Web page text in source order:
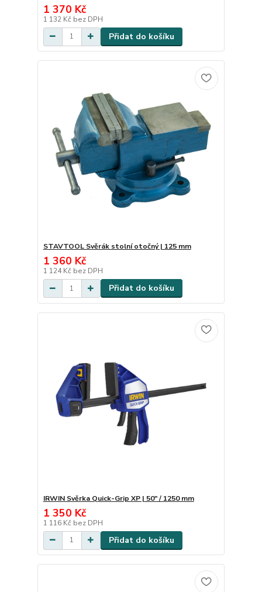
1 370 Kč
1 132 Kč bez DPH
Přidat do košíku
STAVTOOL Svěrák stolní otočný | 125 mm
1 360 Kč
1 124 Kč bez DPH
Přidat do košíku
IRWIN Svěrka Quick-Grip XP | 50" / 1250 mm
1 350 Kč
1 116 Kč bez DPH
Přidat do košíku